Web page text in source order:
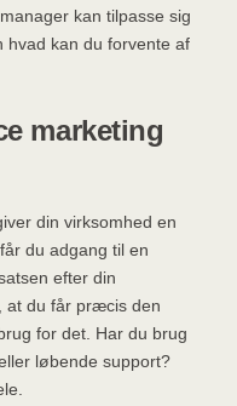
kan tilpasse sig
hvad kan du forvente af
marketing
din virksomhed en
du adgang til en
efter din
at du får præcis den
for det. Har du brug
løbende support?